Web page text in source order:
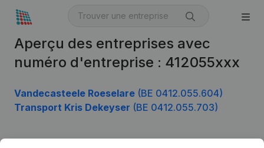
Aperçu des entreprises avec
numéro d'entreprise : 412055xxx
Vandecasteele Roeselare (BE 0412.055.604)
Transport Kris Dekeyser (BE 0412.055.703)